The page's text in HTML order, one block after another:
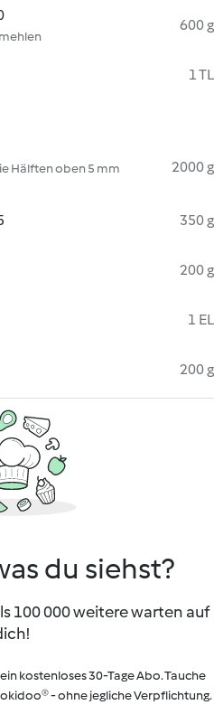
600 g
1 TL
Hälften oben 5 mm
2000 g
350 g
200 g
1 EL
200 g
du siehst?
100 000 weitere warten auf
kostenloses 30-Tage Abo. Tauche
- ohne jegliche Verpflichtung.